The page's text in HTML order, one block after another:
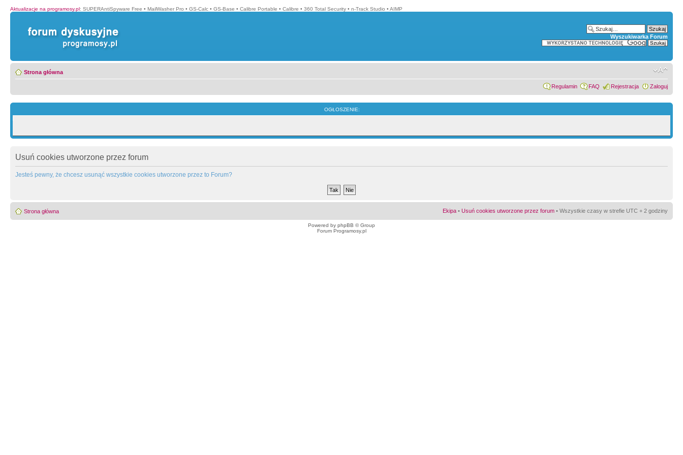
Aktualizacje na programosy.pl: SUPERAntiSpyware Free • MailWasher Pro • GS-Calc • GS-Base • Calibre Portable • Calibre • 360 Total Security • n-Track Studio • AIMP
Wyszukiwarka Forum
Strona główna
Regulamin FAQ Rejestracja Zaloguj
OGŁOSZENIE:
Usuń cookies utworzone przez forum
Jesteś pewny, że chcesz usunąć wszystkie cookies utworzone przez to Forum?
Strona główna Ekipa • Usuń cookies utworzone przez forum • Wszystkie czasy w strefie UTC + 2 godziny
Powered by phpBB © Group
Forum Programosy.pl